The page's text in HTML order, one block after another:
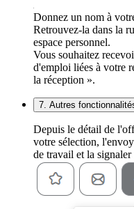
Donnez un nom à
Retrouvez-la dans la
espace personnel.
Vous souhaitez
d'emploi liées à votre
la réception ».
7. Autres
Depuis le détail de
votre sélection,
de travail et la